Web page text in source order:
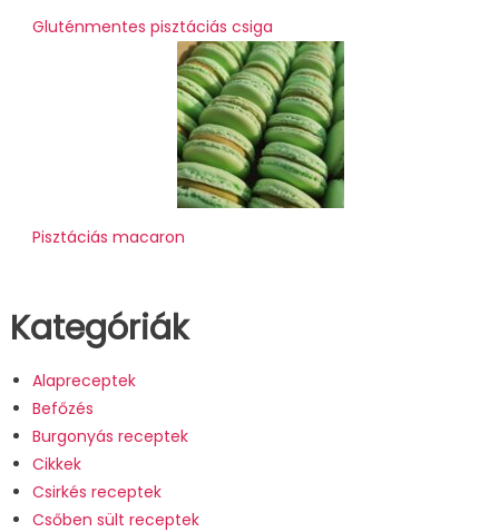
Gluténmentes pisztáciás csiga
Pisztáciás macaron
Kategóriák
Alapreceptek
Befőzés
Burgonyás receptek
Cikkek
Csirkés receptek
Csőben sült receptek